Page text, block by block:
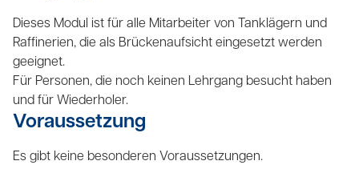
Dieses Modul ist für alle Mitarbeiter von Tanklägern und
Raffinerien, die als Brückenaufsicht eingesetzt werden
geeignet.
Für Personen, die noch keinen Lehrgang besucht haben
und für Wiederholer.
Voraussetzung
Es gibt keine besonderen Voraussetzungen.